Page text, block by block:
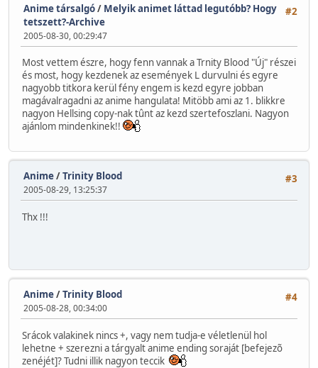
#2
Anime társalgó/ Melyik animet láttad legutóbb? Hogy
tetszett?-Archive
2005-08-30, 00:29:47
Most vettem észre, hogy fenn vannak a Trnity Blood "Új" részei
és most, hogy kezdenek az események L durvulni és egyre
nagyobb titkora kerül fény engem is kezd egyre jobban
magávalragadni az anime hangulata! Mitöbb ami az 1. blikkre
nagyon Hellsing copy-nak tûnt az kezd szertefoszlani. Nagyon
ajánlom mindenkinek!!
#3
Anime/Trinity Blood
2005-08-29, 13:25:37
Thx !!!
#4
Anime/Trinity Blood
2005-08-28, 00:34:00
Srácok valakinek nincs +, vagy nem tudja-e véletlenül hol
lehetne + szerezni a tárgyalt anime ending soraját [befejezõ
zenéjét]? Tudni illik nagyon teccik